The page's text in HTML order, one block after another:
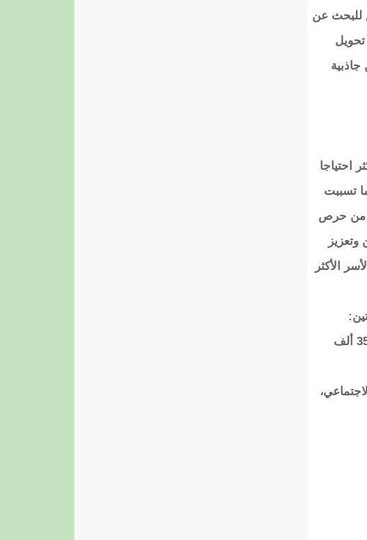
جديدة، تهدف مشاريع المراسيم إلى منح تسع (9) رخص للبحث عن
تحويل
احتياجا
تسببت
من حرص
الأكثر
* توزيعات نقدية تستفيد منها جميع الأسر المسجلة في السجل الاجتماعي، والبالغ عددها ما يزيد على 352 ألف
الاجتماعي،